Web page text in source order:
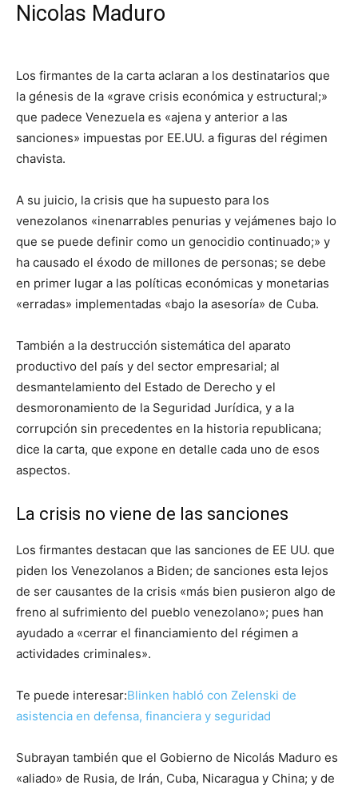
Nicolas Maduro
Los firmantes de la carta aclaran a los destinatarios que
la génesis de la «grave crisis económica y estructural;»
que padece Venezuela es «ajena y anterior a las
sanciones» impuestas por EE.UU. a figuras del régimen
chavista.
A su juicio, la crisis que ha supuesto para los
venezolanos «inenarrables penurias y vejámenes bajo lo
que se puede definir como un genocidio continuado;» y
ha causado el éxodo de millones de personas; se debe
en primer lugar a las políticas económicas y monetarias
«erradas» implementadas «bajo la asesoría» de Cuba.
También a la destrucción sistemática del aparato
productivo del país y del sector empresarial; al
desmantelamiento del Estado de Derecho y el
desmoronamiento de la Seguridad Jurídica, y a la
corrupción sin precedentes en la historia republicana;
dice la carta, que expone en detalle cada uno de esos
aspectos.
La crisis no viene de las sanciones
Los firmantes destacan que las sanciones de EE UU. que
piden los Venezolanos a Biden; de sanciones esta lejos
de ser causantes de la crisis «más bien pusieron algo de
freno al sufrimiento del pueblo venezolano»; pues han
ayudado a «cerrar el financiamiento del régimen a
actividades criminales».
Te puede interesar:Blinken habló con Zelenski de
asistencia en defensa, financiera y seguridad
Subrayan también que el Gobierno de Nicolás Maduro es
«aliado» de Rusia, de Irán, Cuba, Nicaragua y China; y de